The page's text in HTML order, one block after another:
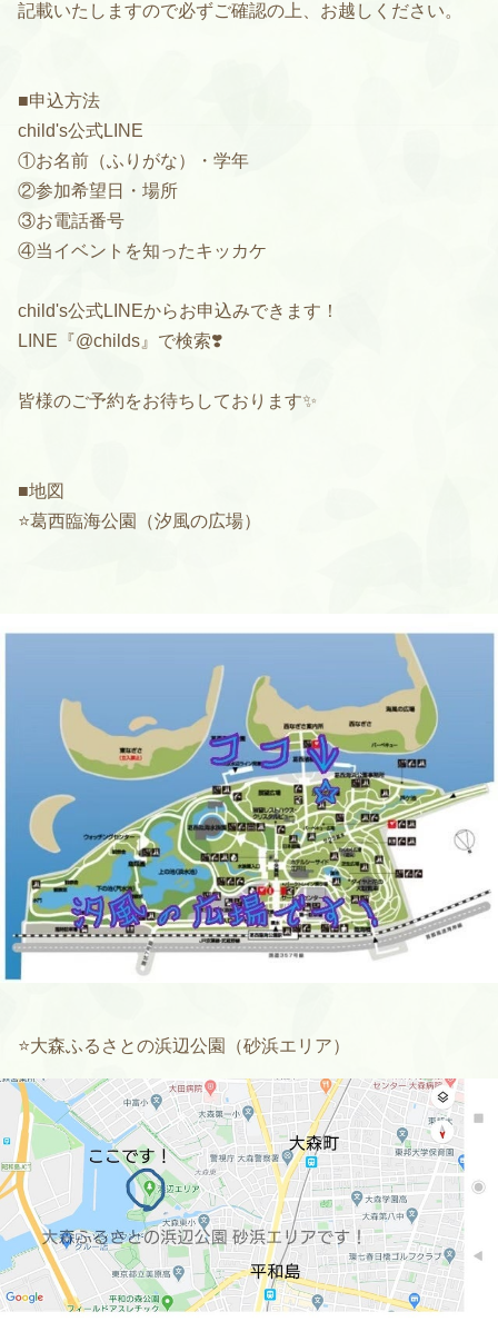
記載いたしますので必ずご確認の上、お越しください。
■申込方法
child's公式LINE
①お名前（ふりがな）・学年
②参加希望日・場所
③お電話番号
④当イベントを知ったキッカケ
child's公式LINEからお申込みできます！
LINE『@childs』で検索❣️
皆様のご予約をお待ちしております✨
■地図
⭐️葛西臨海公園（汐風の広場）
⭐️大森ふるさとの浜辺公園（砂浜エリア）